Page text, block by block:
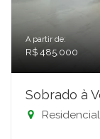
A partir de:
R$ 485.000
Sobrado à